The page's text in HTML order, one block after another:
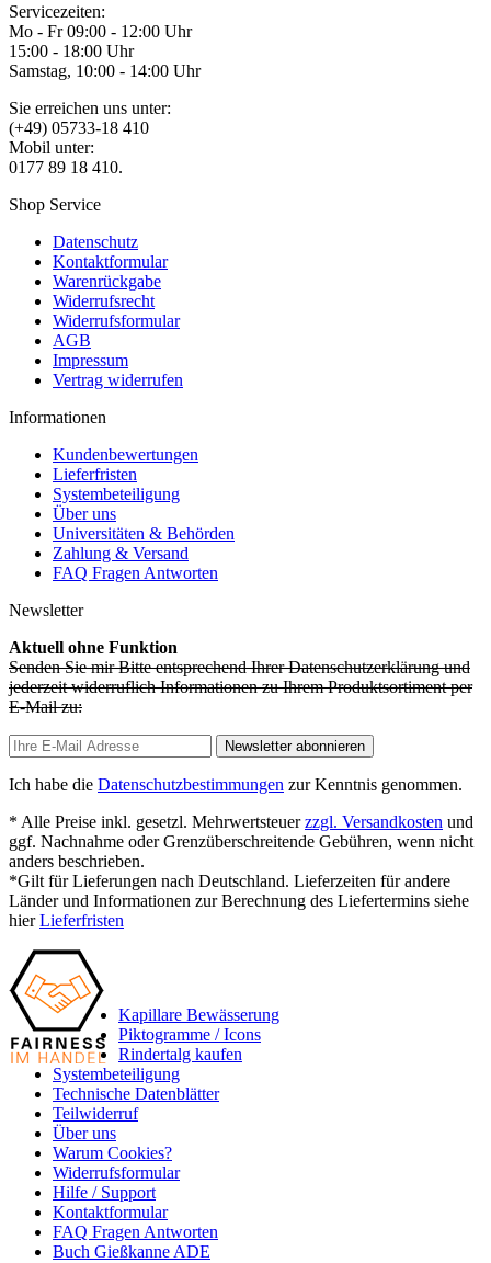
Servicezeiten:
Mo - Fr 09:00 - 12:00 Uhr
15:00 - 18:00 Uhr
Samstag, 10:00 - 14:00 Uhr
Sie erreichen uns unter:
(+49) 05733-18 410
Mobil unter:
0177 89 18 410.
Shop Service
Datenschutz
Kontaktformular
Warenrückgabe
Widerrufsrecht
Widerrufsformular
AGB
Impressum
Vertrag widerrufen
Informationen
Kundenbewertungen
Lieferfristen
Systembeteiligung
Über uns
Universitäten & Behörden
Zahlung & Versand
FAQ Fragen Antworten
Newsletter
Aktuell ohne Funktion
Senden Sie mir Bitte entsprechend Ihrer Datenschutzerklärung und
jederzeit widerruflich Informationen zu Ihrem Produktsortiment per
E-Mail zu:
Newsletter abonnieren
Ich habe die Datenschutzbestimmungen zur Kenntnis genommen.
* Alle Preise inkl. gesetzl. Mehrwertsteuerzzgl. Versandkosten und
ggf. Nachnahme oder Grenzüberschreitende Gebühren, wenn nicht
anders beschrieben.
*Gilt für Lieferungen nach Deutschland. Lieferzeiten für andere
Länder und Informationen zur Berechnung des Liefertermins siehe
hierLieferfristen
Kapillare Bewässerung
Piktogramme / Icons
Rindertalg kaufen
Systembeteiligung
Technische Datenblätter
Teilwiderruf
Über uns
Warum Cookies?
Widerrufsformular
Hilfe / Support
Kontaktformular
FAQ Fragen Antworten
Buch Gießkanne ADE